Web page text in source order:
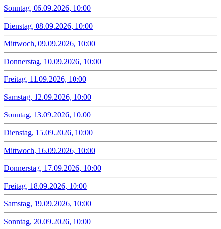
Sonntag, 06.09.2026, 10:00
Dienstag, 08.09.2026, 10:00
Mittwoch, 09.09.2026, 10:00
Donnerstag, 10.09.2026, 10:00
Freitag, 11.09.2026, 10:00
Samstag, 12.09.2026, 10:00
Sonntag, 13.09.2026, 10:00
Dienstag, 15.09.2026, 10:00
Mittwoch, 16.09.2026, 10:00
Donnerstag, 17.09.2026, 10:00
Freitag, 18.09.2026, 10:00
Samstag, 19.09.2026, 10:00
Sonntag, 20.09.2026, 10:00